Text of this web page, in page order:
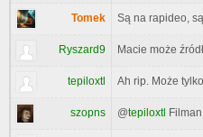
Tomek Są na rapideo,
Ryszard9 Macie może
tepiloxtl Ah rip. Może
szopns @tepiloxtl